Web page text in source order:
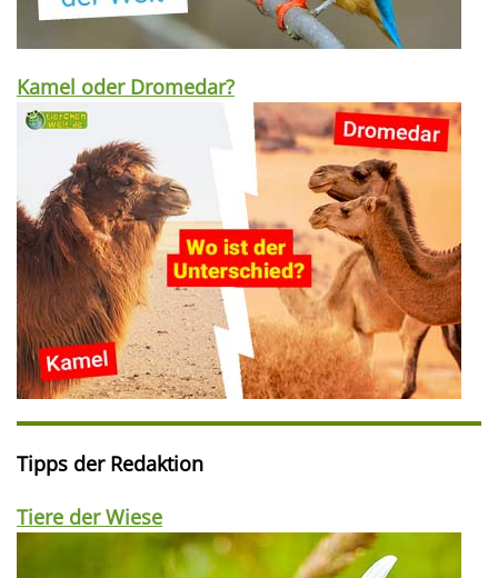
Kamel oder Dromedar?
Tipps der Redaktion
Tiere der Wiese